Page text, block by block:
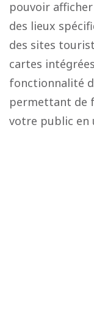
pouvoir
des lieux
des sites
cartes
fonctionnalité
permettant de
votre public en